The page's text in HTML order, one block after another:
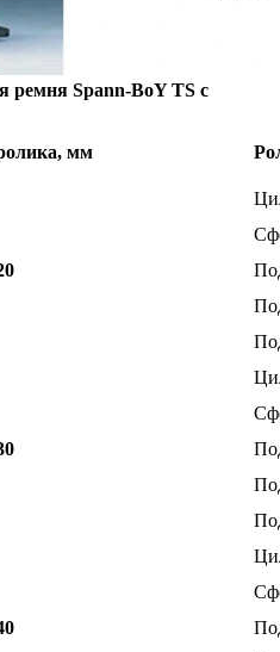
ремня Spann-BoY TS с
мм